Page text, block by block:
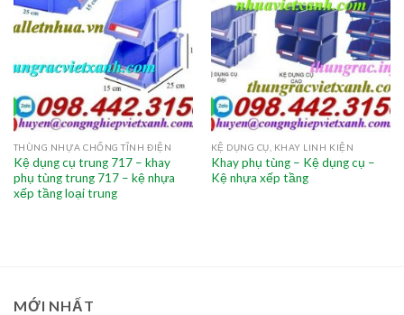
THÙNG NHỰA CHỐNG TĨNH ĐIỆN
Kệ dụng cụ trung 717 – khay
phụ tùng trung 717 – kệ nhựa
xếp tầng loại trung
KỆ DỤNG CỤ, KHAY LINH KIỆN
Khay phụ tùng – Kệ dụng cụ –
Kệ nhựa xếp tầng
MỚI NHẤT